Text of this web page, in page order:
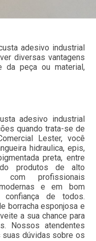
adesivo industrial
diversas vantagens
da peça ou material,
adesivo industrial
quando trata-se de
Lester, você
hidraulica, epis,
preta, entre
produtos de alto
profissionais
e em bom
confiança de todos.
borracha esponjosa e
a sua chance para
Nossos atendentes
dúvidas sobre os